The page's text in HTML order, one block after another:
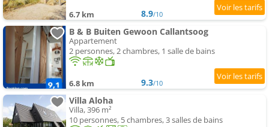
6.7 km 8.9/10
B & B Buiten Gewoon Callantsoog
Appartement
2 personnes, 2 chambres, 1 salle de bains
6.8 km 9.3/10
Villa Aloha
Villa, 396 m²
10 personnes, 5 chambres, 3 salles de bains